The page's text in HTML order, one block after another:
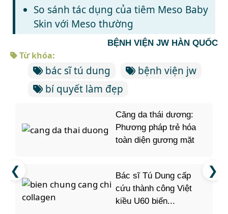
So sánh tác dụng của tiêm Meso Baby
Skin với Meso thường
BỆNH VIỆN JW HÀN QUỐC
Từ khóa:
bác sĩ tú dung
bệnh viện jw
bí quyết làm đẹp
Căng da thái dương:
Phương pháp trẻ hóa
toàn diện gương mặt
Bác sĩ Tú Dung cấp
cứu thành công Việt
kiều U60 biến...